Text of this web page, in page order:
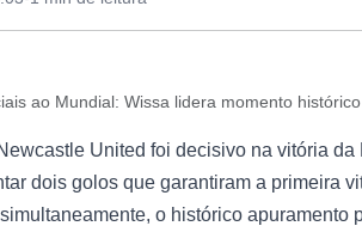
ao Mundial: Wissa lidera momento
United foi decisivo na vitória da
dois golos que garantiram a primeira
o histórico apuramento